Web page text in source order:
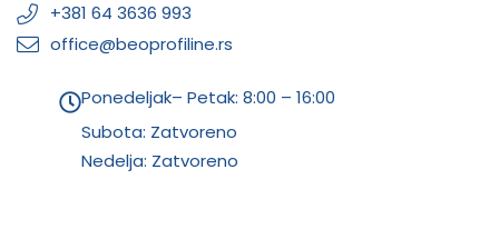
+381 64 3636 993
office@beoprofiline.rs
Ponedeljak– Petak: 8:00 – 16:00
Subota: Zatvoreno
Nedelja: Zatvoreno